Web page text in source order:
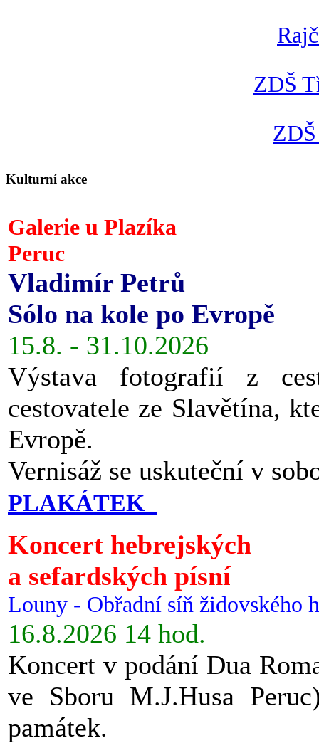
ZDŠ
Kulturní akce
Galerie u Plazíka
Peruc
Vladimír Petrů
Sólo na kole po Evropě
15.8. - 31.10.2026
Výstava fotografií z
cestovatele ze Slavětína,
Evropě.
Vernisáž se uskuteční v
PLAKÁTEK
Koncert hebrejských
a sefardských písní
Louny - Obřadní síň židovského
16.8.2026 14 hod.
Koncert v podání Dua
ve Sboru M.J.Husa
památek.